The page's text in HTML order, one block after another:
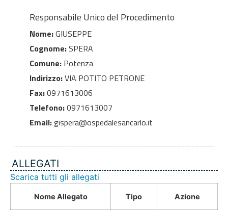
Responsabile Unico del Procedimento
Nome:GIUSEPPE
Cognome:SPERA
Comune:Potenza
Indirizzo:VIA POTITO PETRONE
Fax:0971613006
Telefono:0971613007
Email:gispera@ospedalesancarlo.it
ALLEGATI
Scarica tutti gli allegati
Nome Allegato Tipo Azione